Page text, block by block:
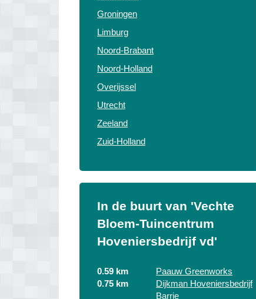
Groningen
Limburg
Noord-Brabant
Noord-Holland
Overijssel
Utrecht
Zeeland
Zuid-Holland
In de buurt van 'Vechte
Bloem-Tuincentrum
Hoveniersbedrijf vd'
0.59 km
Paauw Greenworks
0.75 km
Dijkman Hoveniersbedrijf
Barrie